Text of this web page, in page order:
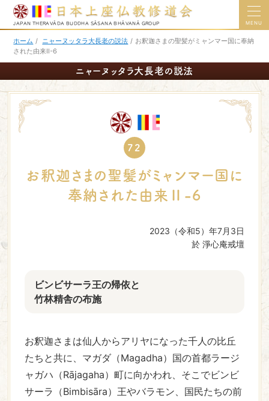
JAPAN THERAVĀDA BUDDHA SĀSANA BHĀVANĀ GROUP MENU
ホーム / ニャーヌッタラ大長老の説法 / お釈迦さまの聖髪がミャンマー国に奉納
された由来Ⅱ-6
ニャーヌッタラ大長老の説法
72
お釈迦さまの聖髪がミャンマー国に
奉納された由来Ⅱ-6
2023（令和5）年7月3日
於 淨心庵戒壇
ビンビサーラ王の帰依と
竹林精舎の布施
お釈迦さまは仙人からアリヤになった千人の比丘
たちと共に、マガダ（Magadha）国の首都ラージ
ャガハ（Rājagaha）町に向かわれ、そこでビンビ
サーラ（Bimbisāra）王やバラモン、国民たちの前